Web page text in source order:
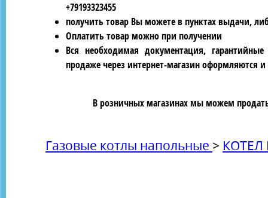
+79193323455
получить товар Вы можете в пунктах выдачи,
Оплатить товар можно при получении
Вся необходимая документация,
продаже через интернет-магазин оформляются
В розничных магазинах мы можем
Газовые котлы напольные > КОТЕЛ